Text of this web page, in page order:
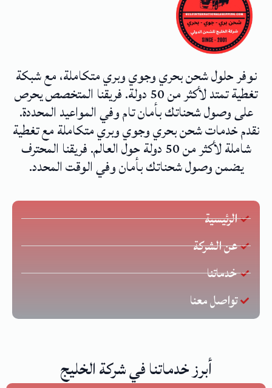
نوفر حلول شحن بحري وجوي وبري متكاملة، مع شبكة
تغطية تمتد لأكثر من 50 دولة. فريقنا المتخصص يحرص
على وصول شحناتك بأمان تام وفي المواعيد المحددة.
نقدم خدمات شحن بحري وجوي وبري متكاملة مع تغطية
شاملة لأكثر من 50 دولة حول العالم. فريقنا المحترف
يضمن وصول شحناتك بأمان وفي الوقت المحدد.
الرئيسية
عن الشركة
خدماتنا
تواصل معنا
أبرز خدماتنا في شركة الخليج